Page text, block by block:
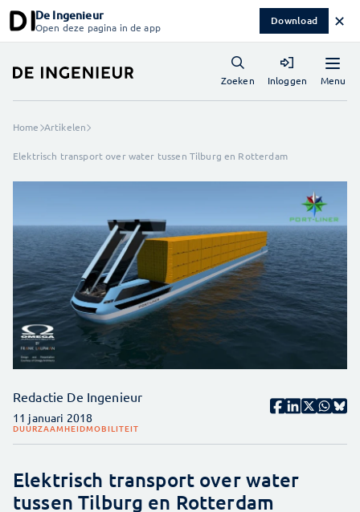
De Ingenieur
Open deze pagina in de app Download ✕
Menu
Zoeken Inloggen
Home Artikelen
Elektrisch transport over water tussen Tilburg en Rotterdam
Redactie De Ingenieur
11 januari 2018
DUURZAAMHEIDMOBILITEIT
Elektrisch transport over water
tussen Tilburg en Rotterdam